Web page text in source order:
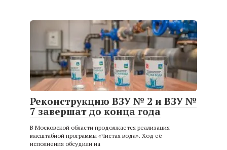
Реконструкцию ВЗУ № 2 и ВЗУ №
7 завершат до конца года
В Московской области продолжается реализация
масштабной программы «Чистая вода». Ход её
исполнения обсудили на